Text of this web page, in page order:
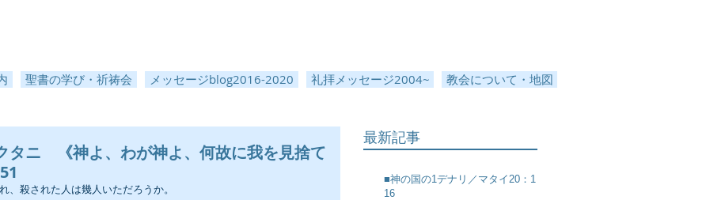
聖書の学び・祈祷会 メッセージblog2016-2020 礼拝メッセージ2004~ 教会について・地図
タニ 《神よ、わが神よ、何故に我を見捨て
、殺された人は幾人いただろうか。
最新記事
■神の国の1デナリ／マタイ20：1～
16